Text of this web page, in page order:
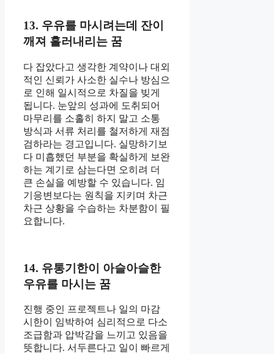
13. 우유를 마시려는데 잔이
깨져 흘러내리는 꿈
다 잡았다고 생각한 계약이나 대외
적인 신뢰가 사소한 실수나 방심으
로 인해 일시적으로 차질을 빚게
됩니다. 눈앞의 성과에 도취되어
마무리를 소홀히 하지 말고 소통
방식과 서류 처리를 철저하게 재점
검하라는 경고입니다. 실망하기보
다 미흡했던 부분을 확실하게 보완
하는 계기로 삼는다면 오히려 더
큰 손실을 예방할 수 있습니다. 임
기응변보다는 원칙을 지키며 차근
차근 상황을 수습하는 차분함이 필
요합니다.
14. 유통기한이 아슬아슬한
우유를 마시는 꿈
진행 중인 프로젝트나 일의 마감
시한이 임박하여 심리적으로 다소
조급함과 압박감을 느끼고 있음을
뜻합니다. 서두른다고 일이 빠르게